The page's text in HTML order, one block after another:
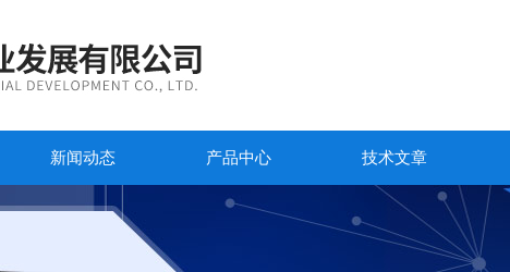
新闻动态 产品中心 技术文章